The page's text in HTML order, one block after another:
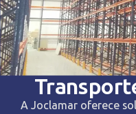
A Joclamar oferece